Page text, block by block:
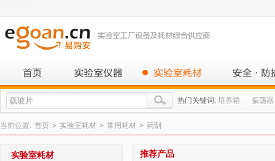
热门关键词: 培养箱 振荡器
当前位置: 首页 > 实验室耗材 > 常用耗材 > 药刮
推荐产品
实验室耗材